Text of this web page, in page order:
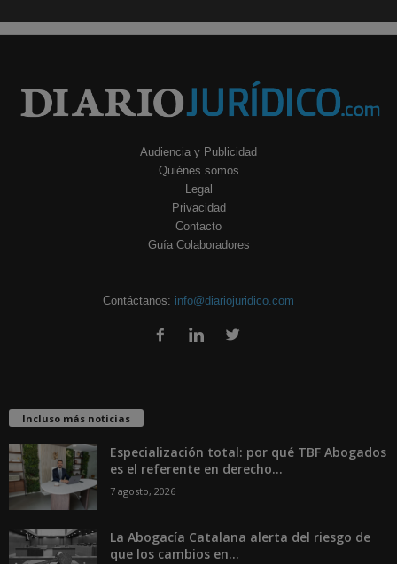
Audiencia y Publicidad
Quiénes somos
Legal
Privacidad
Contacto
Guía Colaboradores
Contáctanos: info@diariojuridico.com
Incluso más noticias
Especialización total: por qué TBF Abogados
es el referente en derecho...
7 agosto, 2026
La Abogacía Catalana alerta del riesgo de
que los cambios en...